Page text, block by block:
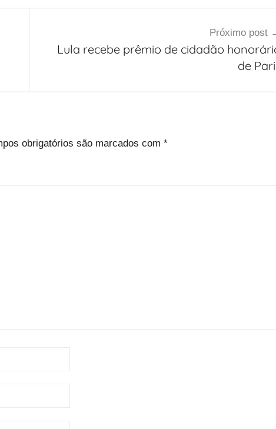
Próximo post
Lula recebe prêmio de cidadão
de
obrigatórios são marcados com *